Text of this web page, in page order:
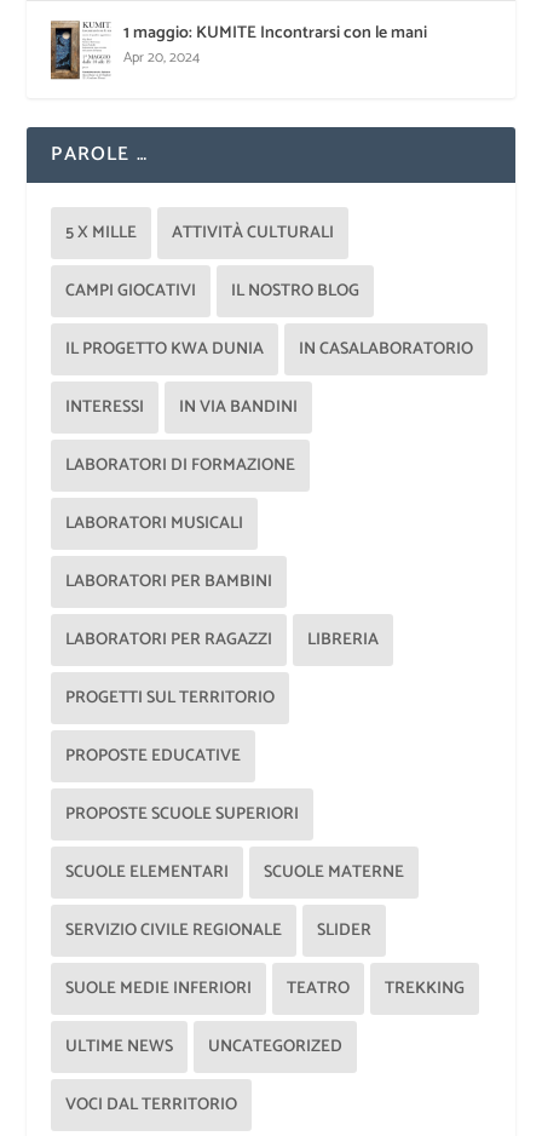
1 maggio: KUMITE Incontrarsi con le mani
Apr 20, 2024
PAROLE …
5 X MILLE ATTIVITÀ CULTURALI
CAMPI GIOCATIVI IL NOSTRO BLOG
IL PROGETTO KWA DUNIA IN CASALABORATORIO
INTERESSI IN VIA BANDINI
LABORATORI DI FORMAZIONE
LABORATORI MUSICALI
LABORATORI PER BAMBINI
LABORATORI PER RAGAZZI LIBRERIA
PROGETTI SUL TERRITORIO
PROPOSTE EDUCATIVE
PROPOSTE SCUOLE SUPERIORI
SCUOLE ELEMENTARI SCUOLE MATERNE
SERVIZIO CIVILE REGIONALE SLIDER
SUOLE MEDIE INFERIORI TEATRO TREKKING
ULTIME NEWS UNCATEGORIZED
VOCI DAL TERRITORIO